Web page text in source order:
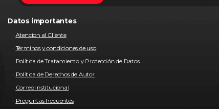
Datos importantes
Atencion al Cliente
Términos y condiciones de uso
Política de Tratamiento y Protección de Datos
Política de Derechos de Autor
Correo Institucional
Preguntas frecuentes